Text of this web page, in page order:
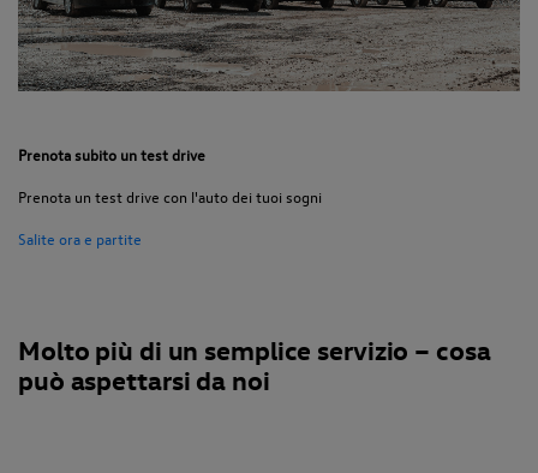
Prenota subito un test drive
Prenota un test drive con l'auto dei tuoi sogni
Salite ora e partite
Molto più di un semplice servizio – cosa
può aspettarsi da noi